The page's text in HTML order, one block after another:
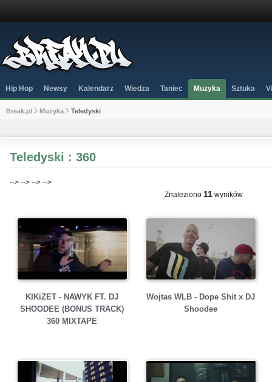
Hip Hop Newsy Kalendarz Wiedza Taniec Muzyka Sztuka
Break.pl Muzyka Teledyski
Teledyski : 360
--> --> --> -->
Znaleziono 11wyników
KIKiZET - NAWYK FT. DJ
SHOODEE (BONUS TRACK)
360 MIXTAPE
Wojtas WLB - Dope Shit x DJ
Shoodee